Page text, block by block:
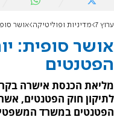
ערוץ 7 מדיניות ופוליטיקה אושר
אושר סופית:
הפטנטים
מליאת הכנסת אישרה
לתיקון חוק הפטנטים,
הפטנטים במשרד